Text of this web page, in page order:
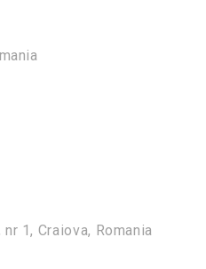
1, Craiova, Romania